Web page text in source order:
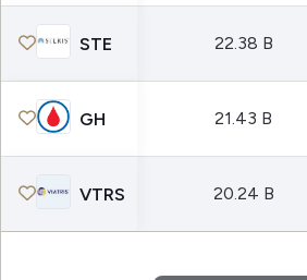
STE 22.38 B
GH 21.43 B
VTRS 20.24 B